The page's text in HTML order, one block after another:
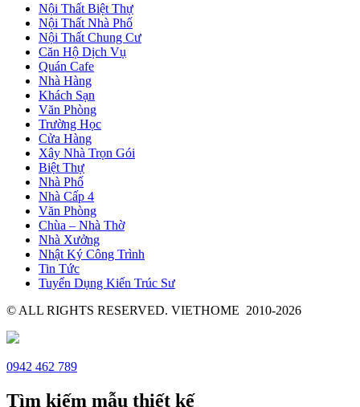
Nội Thất Biệt Thự
Nội Thất Nhà Phố
Nội Thất Chung Cư
Căn Hộ Dịch Vụ
Quán Cafe
Nhà Hàng
Khách Sạn
Văn Phòng
Trường Học
Cửa Hàng
Xây Nhà Trọn Gói
Biệt Thự
Nhà Phố
Nhà Cấp 4
Văn Phòng
Chùa – Nhà Thờ
Nhà Xưởng
Nhật Ký Công Trình
Tin Tức
Tuyển Dụng Kiến Trúc Sư
© ALL RIGHTS RESERVED. VIETHOME 2010-2026
0942 462 789
Tìm kiếm mẫu thiết kế